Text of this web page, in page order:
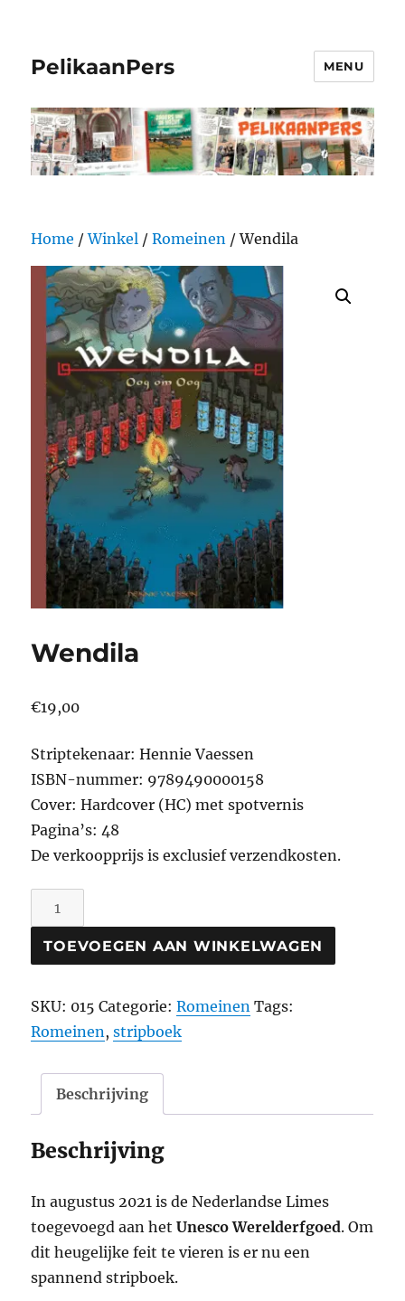
PelikaanPers MENU
Home /Winkel /Romeinen / Wendila
Wendila
€19,00
Striptekenaar: Hennie Vaessen
ISBN-nummer: 9789490000158
Cover: Hardcover (HC) met spotvernis
Pagina’s: 48
De verkoopprijs is exclusief verzendkosten.
Wendila
aantal
TOEVOEGEN AAN WINKELWAGEN
SKU: 015 Categorie:Romeinen Tags:
Romeinen,stripboek
Beschrijving
Beschrijving
In augustus 2021 is de Nederlandse Limes
toegevoegd aan hetUnesco Werelderfgoed. Om
dit heugelijke feit te vieren is er nu een
spannend stripboek.